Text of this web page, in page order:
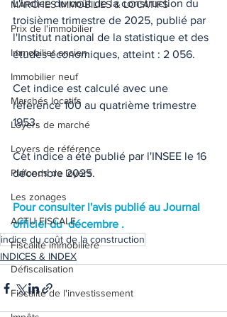
MARCHES IMMOBILIES & LOCATIFS
Prix de l'immobilier
Immobilier ancien
Immobilier neuf
Marchés locatifs
Loyers de marché
Loyers de référence
Plafonds de loyers
Les zonages
ACTU FISCALE
Fiscalité immobilière
Défiscalisation
Fiscalité de l'investissement
L'indice du coût de la construction du
troisième trimestre de 2025, publié par
l'Institut national de la statistique et des
études économiques, atteint : 2 056.
Cet indice est calculé avec une
référence 100 au quatrième trimestre
1953.
Cet indice a été publié par l'INSEE le 16
décembre 2025.
Pour consulter l'avis publié au Journal
officiel du  décembre .
indice du coût de la construction
INDICES & INDEX